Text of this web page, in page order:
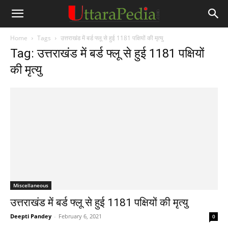
Home Tags उत्तराखंड में बर्ड फ्लू से हुई 1181 पक्षियों की मृत्यु
Tag: उत्तराखंड में बर्ड फ्लू से हुई 1181 पक्षियों
की मृत्यु
Miscellaneous
उत्तराखंड में बर्ड फ्लू से हुई 1181 पक्षियों की मृत्यु
Deepti Pandey - February 6, 2021 0